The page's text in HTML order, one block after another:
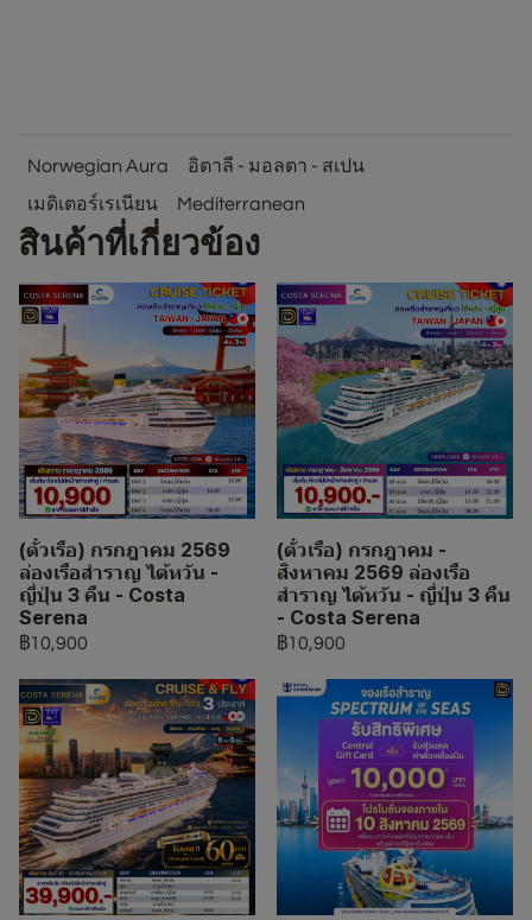
Norwegian Aura
อิตาลี - มอลตา - สเปน
เมดิเตอร์เรเนียน
Mediterranean
สินค้าที่เกี่ยวข้อง
(ตั๋วเรือ) กรกฎาคม 2569
ล่องเรือสำราญ ไต้หวัน -
ญี่ปุ่น 3 คืน - Costa
Serena
฿10,900
(ตั๋วเรือ) กรกฎาคม -
สิงหาคม 2569 ล่องเรือ
สำราญ ไต้หวัน - ญี่ปุ่น 3 คืน
- Costa Serena
฿10,900